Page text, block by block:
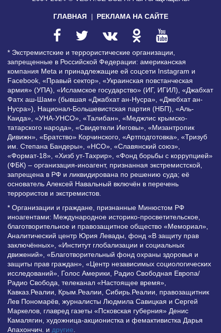
ГЛАВНАЯ РЕКЛАМА НА САЙТЕ
* Экстремистские и террористические организации,
запрещенные в Российской Федерации: американская
компания Meta и принадлежащие ей соцсети Instagram и
Facebook, «Правый сектор», «Украинская повстанческая
армия» (УПА), «Исламское государство» (ИГ, ИГИЛ), «Джабхат
Фатх аш-Шам» (бывшая «Джабхат ан-Нусра», «Джебхат ан-
Нусра»), Национал-Большевистская партия (НБП), «Аль-
Каида», «УНА-УНСО», «Талибан», «Меджлис крымско-
татарского народа», «Свидетели Иеговы», «Мизантропик
Дивижн», «Братство» Корчинского, «Артподготовка», «Тризуб
им. Степана Бандеры», «НСО», «Славянский союз»,
«Формат-18», «Хизб ут-Тахрир», «Фонд борьбы с коррупцией»
(ФБК) – организация-иноагент, признанная экстремистской,
запрещена в РФ и ликвидирована по решению суда; её
основатель Алексей Навальный включён в перечень
террористов и экстремистов.
* Организации и граждане, признанные Минюстом РФ
иноагентами: Международное историко-просветительское,
благотворительное и правозащитное общество «Мемориал»,
Аналитический центр Юрия Левады, фонд «В защиту прав
заключённых», «Институт глобализации и социальных
движений», «Благотворительный фонд охраны здоровья и
защиты прав граждан», «Центр независимых социологических
исследований», Голос Америки, Радио Свободная Европа/
Радио Свобода, телеканал «Настоящее время»,
Кавказ.Реалии, Крым.Реалии, Сибирь.Реалии, правозащитник
Лев Пономарёв, журналисты Людмила Савицкая и Сергей
Маркелов, главред газеты «Псковская губерния» Денис
Камалягин, художница-акционистка и фемактивистка Дарья
Апахончич. и другие.